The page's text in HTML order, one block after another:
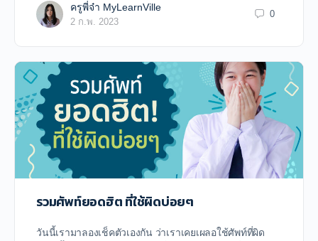
ครูพี่จ๋า MyLearnVille
2 ก.พ. 2023
0
รวมศัพท์ยอดฮิต ที่ใช้ผิดบ่อยๆ
วันนี้เรามาลองเช็คตัวเองกัน ว่าเราเคยเผลอใช้ศัพท์ที่ผิด